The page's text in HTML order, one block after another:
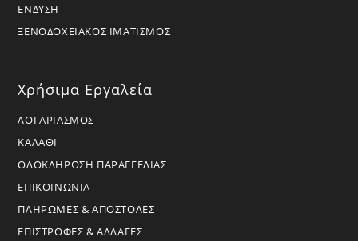
ΕΝΔΥΣΗ
ΞΕΝΟΔΟΧΕΙΑΚΟΣ ΙΜΑΤΙΣΜΟΣ
Χρήσιμα Εργαλεία
ΛΟΓΑΡΙΑΣΜΟΣ
ΚΑΛΑΘΙ
ΟΛΟΚΛΗΡΩΣΗ ΠΑΡΑΓΓΕΛΙΑΣ
ΕΠΙΚΟΙΝΩΝΙΑ
ΠΛΗΡΩΜΕΣ & ΑΠΟΣΤΟΛΕΣ
ΕΠΙΣΤΡΟΦΕΣ & ΑΛΛΑΓΕΣ